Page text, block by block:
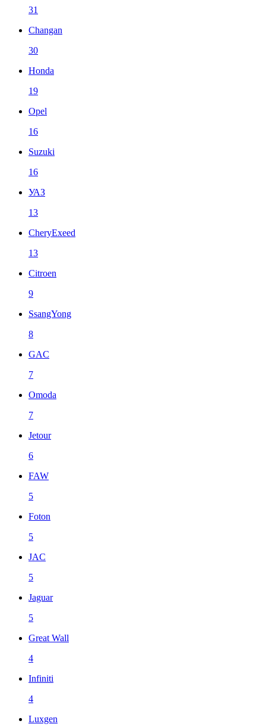
31
Changan
30
Honda
19
Opel
16
Suzuki
16
УАЗ
13
CheryExeed
13
Citroen
9
SsangYong
8
GAC
7
Omoda
7
Jetour
6
FAW
5
Foton
5
JAC
5
Jaguar
5
Great Wall
4
Infiniti
4
Luxgen